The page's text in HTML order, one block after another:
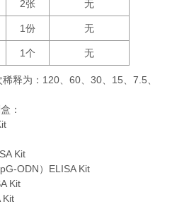
2张 无
1份 无
1个 无
释为： 120、60、30、 15、7.5、
：
Kit
ODN）ELISA Kit
Kit
Kit